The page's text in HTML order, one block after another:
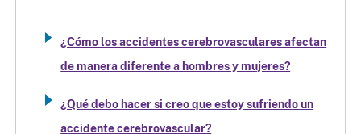
¿Cómo los accidentes cerebrovasculares afectan
de manera diferente a hombres y mujeres?
¿Qué debo hacer si creo que estoy sufriendo un
accidente cerebrovascular?